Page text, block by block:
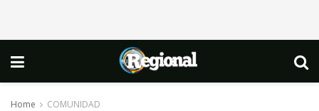
Home COMUNIDAD